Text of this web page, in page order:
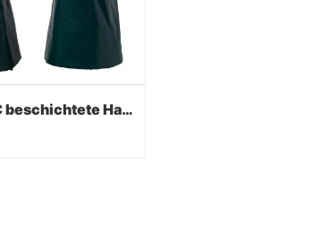
Grüne PVC beschichtete Handschuhe Sandy Finish